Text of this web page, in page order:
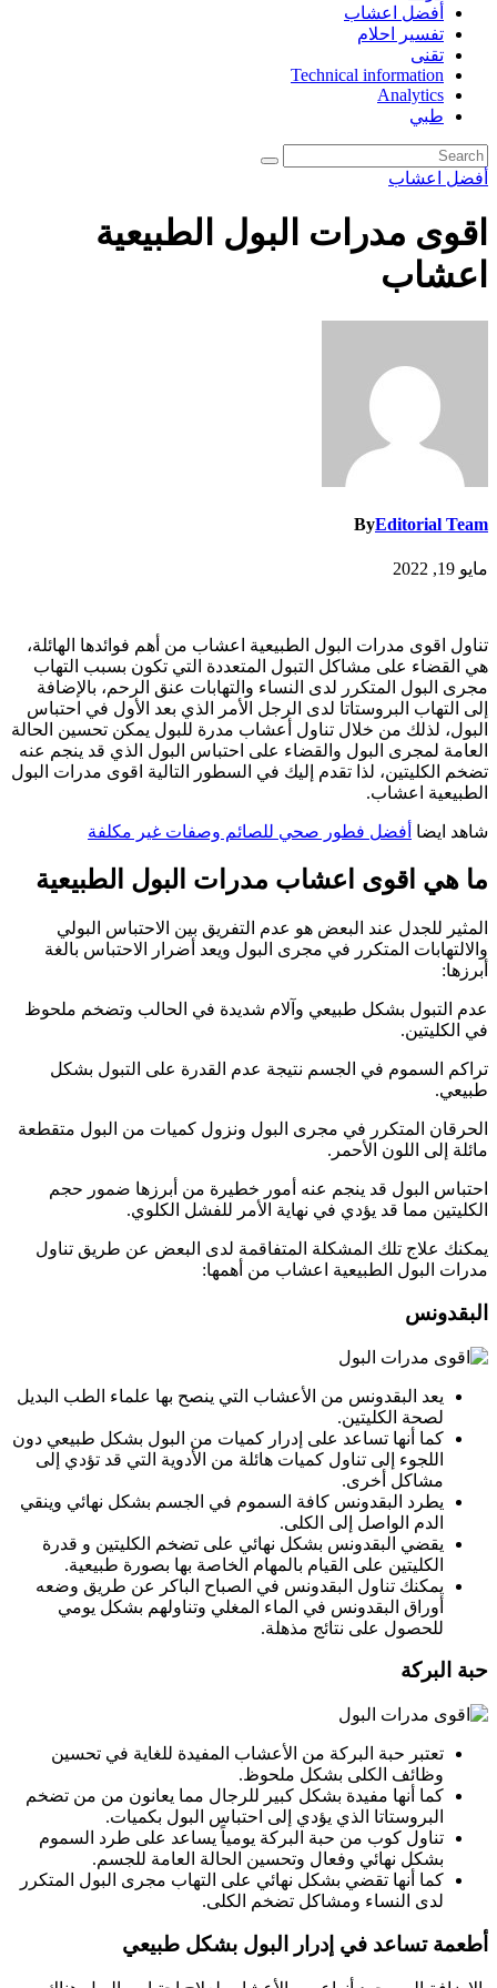
أفضل اعشاب
تفسير احلام
تقنى
Technical information
Analytics
طبي
أفضل اعشاب
اقوى مدرات البول الطبيعية
اعشاب
ByEditorial Team
مايو 19, 2022
تناول اقوى مدرات البول الطبيعية اعشاب من أهم فوائدها الهائلة،
هي القضاء على مشاكل التبول المتعددة التي تكون بسبب التهاب
مجرى البول المتكرر لدى النساء والتهابات عنق الرحم، بالإضافة
إلى التهاب البروستاتا لدى الرجل الأمر الذي بعد الأول في احتباس
البول، لذلك من خلال تناول أعشاب مدرة للبول يمكن تحسين الحالة
العامة لمجرى البول والقضاء على احتباس البول الذي قد ينجم عنه
تضخم الكليتين، لذا تقدم إليك في السطور التالية اقوى مدرات البول
الطبيعية اعشاب.
شاهد ايضا أفضل فطور صحي للصائم وصفات غير مكلفة
ما هي اقوى اعشاب مدرات البول الطبيعية
المثير للجدل عند البعض هو عدم التفريق بين الاحتباس البولي
والالتهابات المتكرر في مجرى البول ويعد أضرار الاحتباس بالغة
أبرزها:
عدم التبول بشكل طبيعي وآلام شديدة في الحالب وتضخم ملحوظ
في الكليتين.
تراكم السموم في الجسم نتيجة عدم القدرة على التبول بشكل
طبيعي.
الحرقان المتكرر في مجرى البول ونزول كميات من البول متقطعة
مائلة إلى اللون الأحمر.
احتباس البول قد ينجم عنه أمور خطيرة من أبرزها ضمور حجم
الكليتين مما قد يؤدي في نهاية الأمر للفشل الكلوي.
يمكنك علاج تلك المشكلة المتفاقمة لدى البعض عن طريق تناول
مدرات البول الطبيعية اعشاب من أهمها:
البقدونس
يعد البقدونس من الأعشاب التي ينصح بها علماء الطب البديل
لصحة الكليتين.
كما أنها تساعد على إدرار كميات من البول بشكل طبيعي دون
اللجوء إلى تناول كميات هائلة من الأدوية التي قد تؤدي إلى
مشاكل أخرى.
يطرد البقدونس كافة السموم في الجسم بشكل نهائي وينقي
الدم الواصل إلى الكلى.
يقضي البقدونس بشكل نهائي على تضخم الكليتين و قدرة
الكليتين على القيام بالمهام الخاصة بها بصورة طبيعية.
يمكنك تناول البقدونس في الصباح الباكر عن طريق وضعه
أوراق البقدونس في الماء المغلي وتناولهم بشكل يومي
للحصول على نتائج مذهلة.
حبة البركة
تعتبر حبة البركة من الأعشاب المفيدة للغاية في تحسين
وظائف الكلى بشكل ملحوظ.
كما أنها مفيدة بشكل كبير للرجال مما يعانون من من تضخم
البروستاتا الذي يؤدي إلى احتباس البول بكميات.
تناول كوب من حبة البركة يومياً يساعد على طرد السموم
بشكل نهائي وفعال وتحسين الحالة العامة للجسم.
كما أنها تقضي بشكل نهائي على التهاب مجرى البول المتكرر
لدى النساء ومشاكل تضخم الكلى.
أطعمة تساعد في إدرار البول بشكل طبيعي